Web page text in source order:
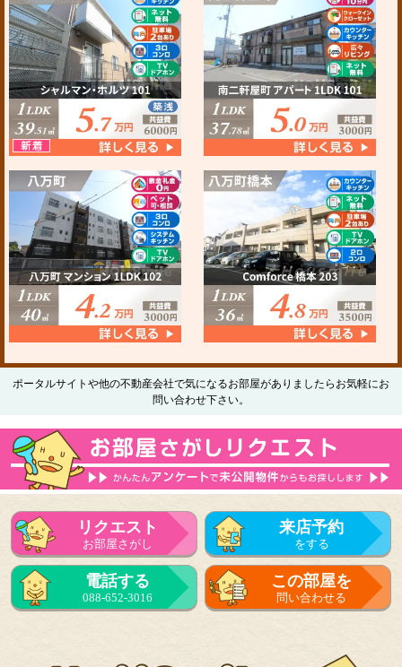
ポータルサイトや他の不動産会社で気になるお部屋がありましたらお気軽にお
問い合わせ下さい。
リクエスト
お部屋さがし
来店予約
をする
電話する
088-652-3016
この部屋を
問い合わせる